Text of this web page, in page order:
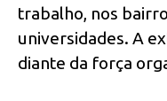
trabalho, nos
universidades. A
diante da força